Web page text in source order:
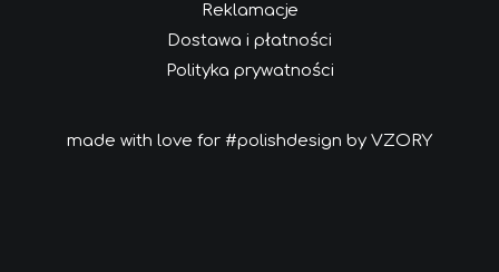
Reklamacje
Dostawa i płatności
Polityka prywatności
made with love for #polishdesign by VZORY